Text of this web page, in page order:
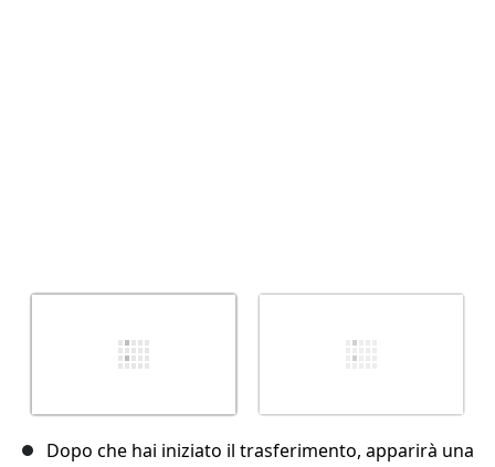
Dopo che hai iniziato il trasferimento, apparirà una